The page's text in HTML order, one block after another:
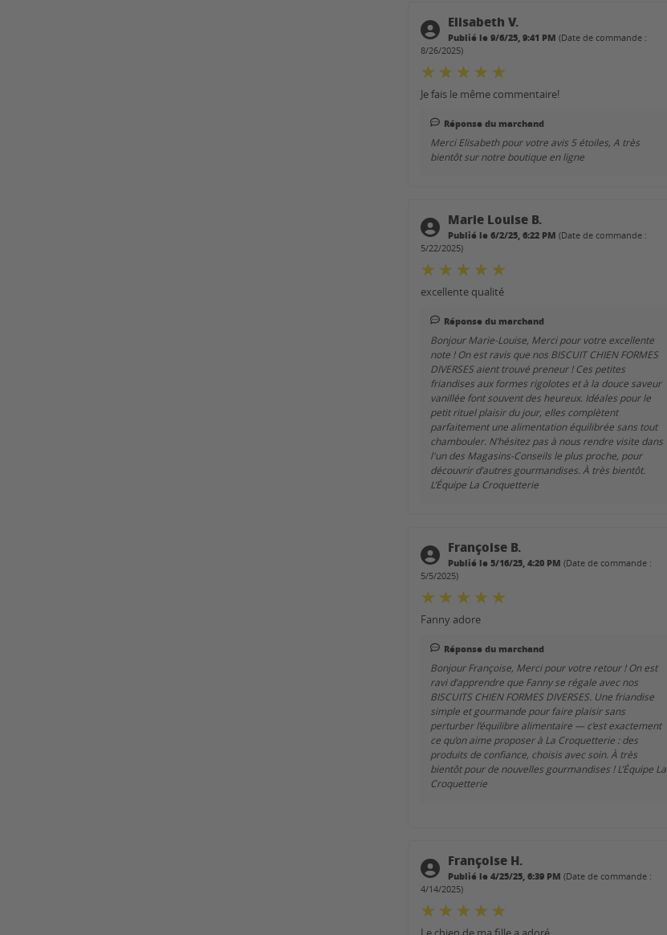
Elisabeth V.
Publié le 9/6/25, 9:41 PM (Date de commande :
8/26/2025)
Je fais le même commentaire!
Réponse du marchand
Merci Elisabeth pour votre avis 5 étoiles, A très
bientôt sur notre boutique en ligne
Marie Louise B.
Publié le 6/2/25, 6:22 PM (Date de commande :
5/22/2025)
excellente qualité
Réponse du marchand
Bonjour Marie-Louise, Merci pour votre excellente
note ! On est ravis que nos BISCUIT CHIEN FORMES
DIVERSES aient trouvé preneur ! Ces petites
friandises aux formes rigolotes et à la douce saveur
vanillée font souvent des heureux. Idéales pour le
petit rituel plaisir du jour, elles complètent
parfaitement une alimentation équilibrée sans tout
chambouler. N’hésitez pas à nous rendre visite dans
l'un des Magasins-Conseils le plus proche, pour
découvrir d’autres gourmandises. À très bientôt.
L’Équipe La Croquetterie
Françoise B.
Publié le 5/16/25, 4:20 PM (Date de commande :
5/5/2025)
Fanny adore
Réponse du marchand
Bonjour Françoise, Merci pour votre retour ! On est
ravi d’apprendre que Fanny se régale avec nos
BISCUITS CHIEN FORMES DIVERSES. Une friandise
simple et gourmande pour faire plaisir sans
perturber l’équilibre alimentaire — c’est exactement
ce qu’on aime proposer à La Croquetterie : des
produits de confiance, choisis avec soin. À très
bientôt pour de nouvelles gourmandises ! L’Équipe La
Croquetterie
Françoise H.
Publié le 4/25/25, 6:39 PM (Date de commande :
4/14/2025)